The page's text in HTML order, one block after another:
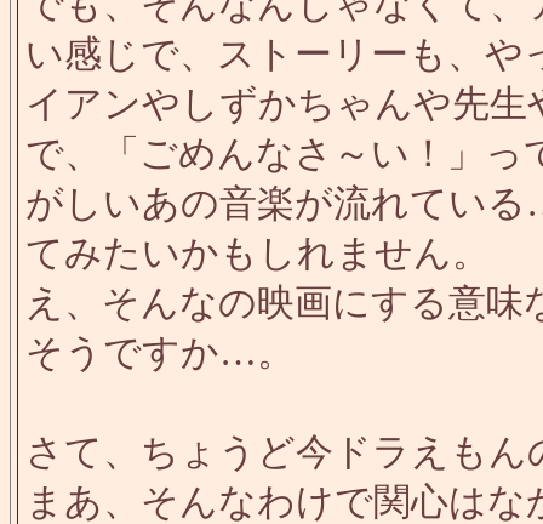
い感じで、ストーリーも、
イアンやしずかちゃんや先
で、「ごめんなさ～い！」
がしいあの音楽が流れてい
てみたいかもしれません。
え、そんなの映画にする意味
そうですか…。
さて、ちょうど今ドラえも
まあ、そんなわけで関心は